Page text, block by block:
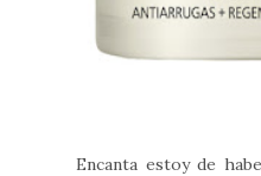
Encanta estoy de